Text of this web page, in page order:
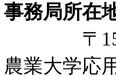
事務局所在
〒156-
農業大学応